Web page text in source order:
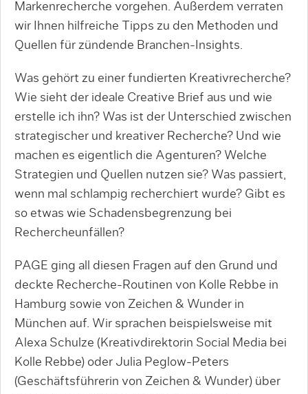
Markenrecherche vorgehen. Außerdem verraten
wir Ihnen hilfreiche Tipps zu den Methoden und
Quellen für zündende Branchen-Insights.
Was gehört zu einer fundierten Kreativrecherche?
Wie sieht der ideale Creative Brief aus und wie
erstelle ich ihn? Was ist der Unterschied zwischen
strategischer und kreativer Recherche? Und wie
machen es eigentlich die Agenturen? Welche
Strategien und Quellen nutzen sie? Was passiert,
wenn mal schlampig recherchiert wurde? Gibt es
so etwas wie Schadensbegrenzung bei
Rechercheunfällen?
PAGE ging all diesen Fragen auf den Grund und
deckte Recherche-Routinen von Kolle Rebbe in
Hamburg sowie von Zeichen & Wunder in
München auf. Wir sprachen beispielsweise mit
Alexa Schulze (Kreativdirektorin Social Media bei
Kolle Rebbe) oder Julia Peglow-Peters
(Geschäftsführerin von Zeichen & Wunder) über